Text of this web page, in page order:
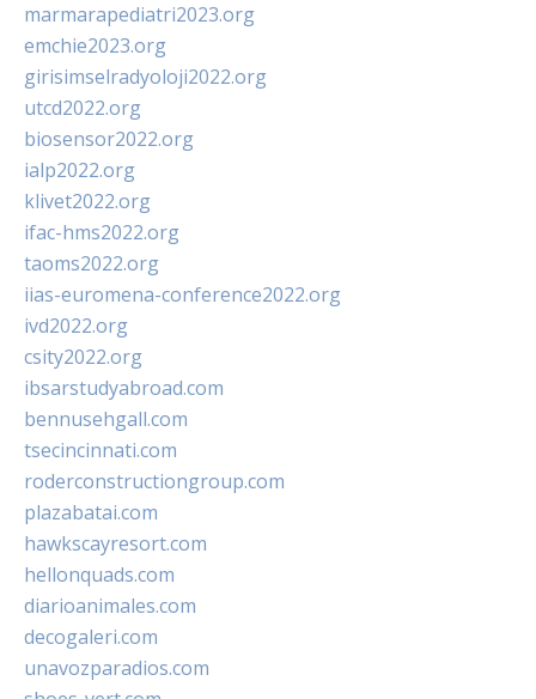
marmarapediatri2023.org
emchie2023.org
girisimselradyoloji2022.org
utcd2022.org
biosensor2022.org
ialp2022.org
klivet2022.org
ifac-hms2022.org
taoms2022.org
iias-euromena-conference2022.org
ivd2022.org
csity2022.org
ibsarstudyabroad.com
bennusehgall.com
tsecincinnati.com
roderconstructiongroup.com
plazabatai.com
hawkscayresort.com
hellonquads.com
diarioanimales.com
decogaleri.com
unavozparadios.com